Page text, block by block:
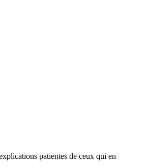
patientes de ceux qui en